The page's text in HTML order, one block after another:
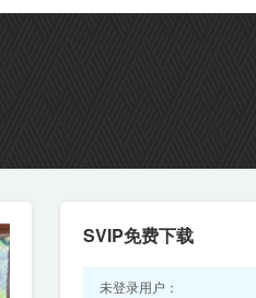
SVIP免费下载
未登录用户：